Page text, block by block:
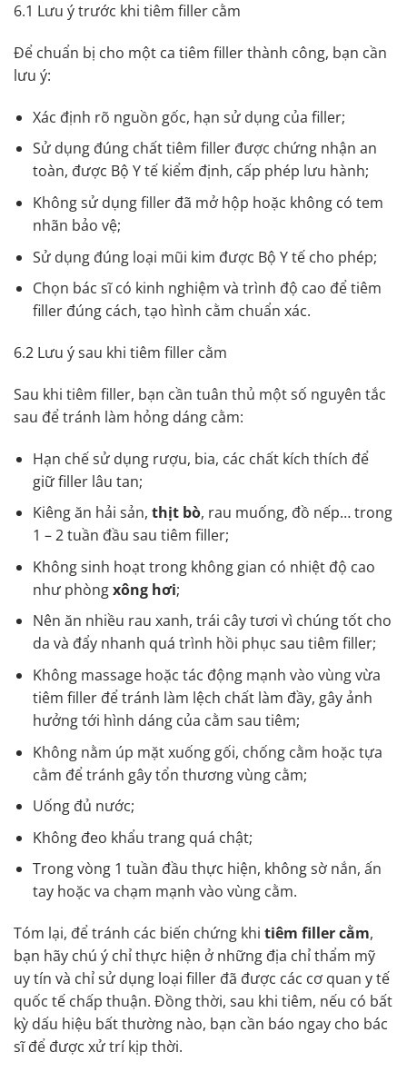
6.1 Lưu ý trước khi tiêm filler cằm
Để chuẩn bị cho một ca tiêm filler thành công, bạn cần
lưu ý:
Xác định rõ nguồn gốc, hạn sử dụng của filler;
Sử dụng đúng chất tiêm filler được chứng nhận an
toàn, được Bộ Y tế kiểm định, cấp phép lưu hành;
Không sử dụng filler đã mở hộp hoặc không có tem
nhãn bảo vệ;
Sử dụng đúng loại mũi kim được Bộ Y tế cho phép;
Chọn bác sĩ có kinh nghiệm và trình độ cao để tiêm
filler đúng cách, tạo hình cằm chuẩn xác.
6.2 Lưu ý sau khi tiêm filler cằm
Sau khi tiêm filler, bạn cần tuân thủ một số nguyên tắc
sau để tránh làm hỏng dáng cằm:
Hạn chế sử dụng rượu, bia, các chất kích thích để
giữ filler lâu tan;
Kiêng ăn hải sản, thịt bò, rau muống, đồ nếp… trong
1 – 2 tuần đầu sau tiêm filler;
Không sinh hoạt trong không gian có nhiệt độ cao
như phòngxông hơi;
Nên ăn nhiều rau xanh, trái cây tươi vì chúng tốt cho
da và đẩy nhanh quá trình hồi phục sau tiêm filler;
Không massage hoặc tác động mạnh vào vùng vừa
tiêm filler để tránh làm lệch chất làm đầy, gây ảnh
hưởng tới hình dáng của cằm sau tiêm;
Không nằm úp mặt xuống gối, chống cằm hoặc tựa
cằm để tránh gây tổn thương vùng cằm;
Uống đủ nước;
Không đeo khẩu trang quá chật;
Trong vòng 1 tuần đầu thực hiện, không sờ nắn, ấn
tay hoặc va chạm mạnh vào vùng cằm.
Tóm lại, để tránh các biến chứng khi tiêm filler cằm,
bạn hãy chú ý chỉ thực hiện ở những địa chỉ thẩm mỹ
uy tín và chỉ sử dụng loại filler đã được các cơ quan y tế
quốc tế chấp thuận. Đồng thời, sau khi tiêm, nếu có bất
kỳ dấu hiệu bất thường nào, bạn cần báo ngay cho bác
sĩ để được xử trí kịp thời.